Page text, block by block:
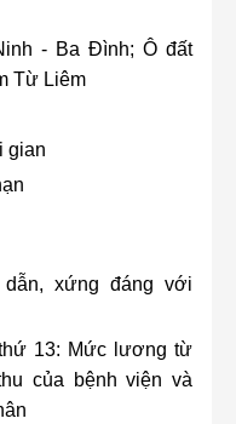
- Ba Đình; Ô đất
Từ Liêm
gian
xứng đáng với
13: Mức lương từ
của bệnh viện và